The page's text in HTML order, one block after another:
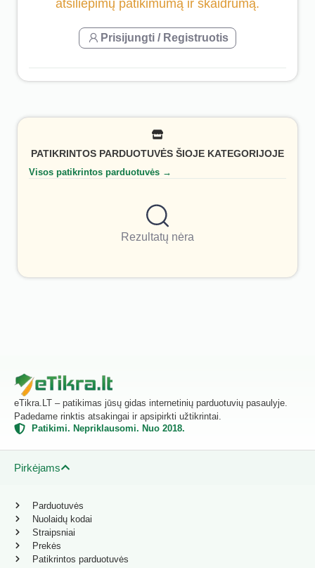
atsiliepimų patikimumą ir skaidrumą.
Prisijungti / Registruotis
PATIKRINTOS PARDUOTUVĖS ŠIOJE KATEGORIJOJE
Visos patikrintos parduotuvės →
Rezultatų nėra
eTikra.LT – patikimas jūsų gidas internetinių parduotuvių pasaulyje.
Padedame rinktis atsakingai ir apsipirkti užtikrintai.
Patikimi. Nepriklausomi. Nuo 2018.
Pirkėjams
Parduotuvės
Nuolaidų kodai
Straipsniai
Prekės
Patikrintos parduotuvės